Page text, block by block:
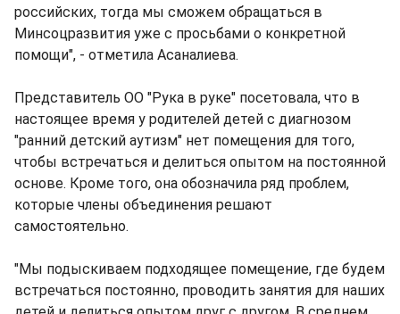
российских, тогда мы сможем обращаться в
Минсоцразвития уже с просьбами о конкретной
помощи", - отметила Асаналиева.
Представитель ОО "Рука в руке" посетовала, что в
настоящее время у родителей детей с диагнозом
"ранний детский аутизм" нет помещения для того,
чтобы встречаться и делиться опытом на постоянной
основе. Кроме того, она обозначила ряд проблем,
которые члены объединения решают
самостоятельно.
"Мы подыскиваем подходящее помещение, где будем
встречаться постоянно, проводить занятия для наших